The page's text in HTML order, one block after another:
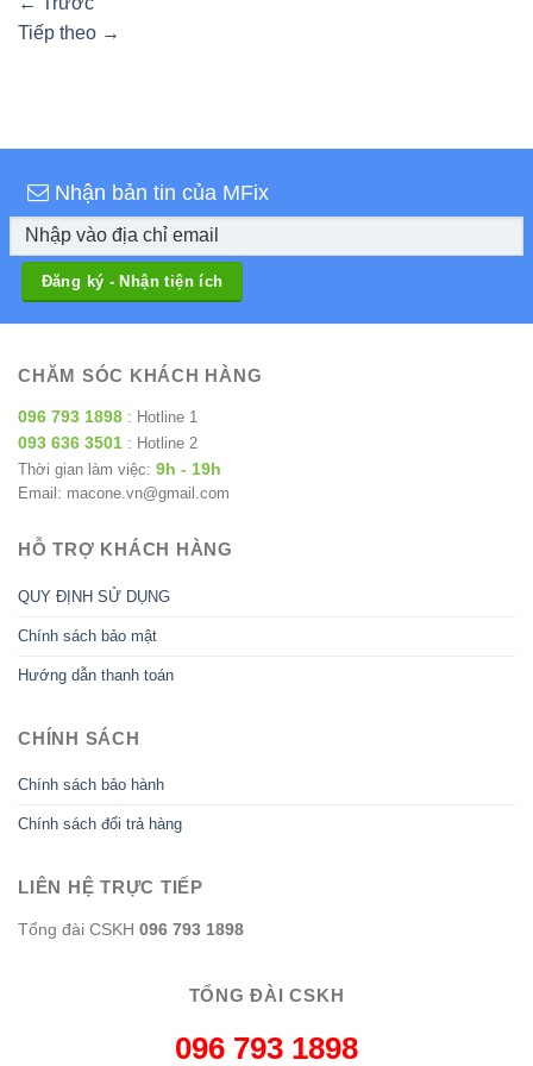
Tiếp theo →
Nhận bản tin của MFix
CHĂM SÓC KHÁCH HÀNG
096 793 1898 : Hotline 1
093 636 3501 : Hotline 2
Thời gian làm việc: 9h - 19h
Email: macone.vn@gmail.com
HỖ TRỢ KHÁCH HÀNG
QUY ĐỊNH SỬ DỤNG
Chính sách bảo mật
Hướng dẫn thanh toán
CHÍNH SÁCH
Chính sách bảo hành
Chính sách đổi trả hàng
LIÊN HỆ TRỰC TIẾP
Tổng đài CSKH 096 793 1898
TỔNG ĐÀI CSKH
096 793 1898